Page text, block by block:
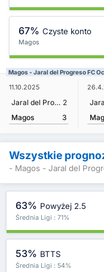
67% Czyste konto
Magos
Magos - Jaral del Progreso FC
11.10.2025
Jaral del Progreso FC Ocoteros de Cueramaro 2
Magos
3
Wszystkie
- Magos - Jaral del
63% Powyżej 2.5
Średnia Ligi : 71%
53% BTTS
Średnia Ligi : 54%